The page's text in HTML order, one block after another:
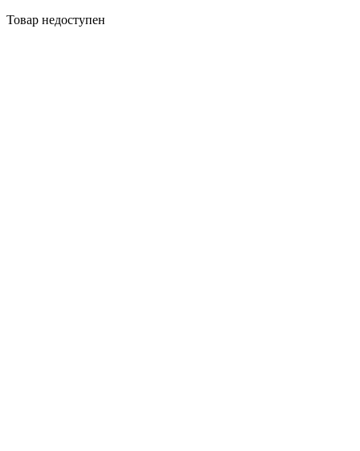
Товар недоступен